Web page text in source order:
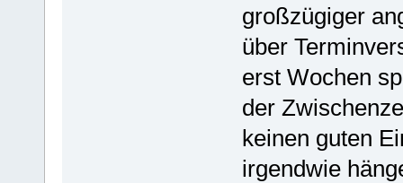
großzügiger
über
erst Wochen
der
keinen guten
irgendwie